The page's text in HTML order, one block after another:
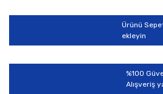
Ürünü
ekleyin
%100
Alışveriş